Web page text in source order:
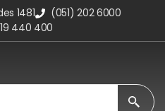
1481
(051) 202 6000
440 400